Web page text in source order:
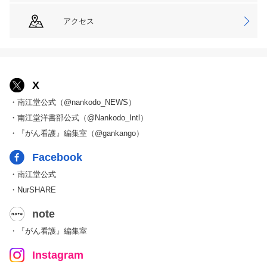
アクセス
X
・南江堂公式（@nankodo_NEWS）
・南江堂洋書部公式（@Nankodo_Intl）
・『がん看護』編集室（@gankango）
Facebook
・南江堂公式
・NurSHARE
note
・『がん看護』編集室
Instagram